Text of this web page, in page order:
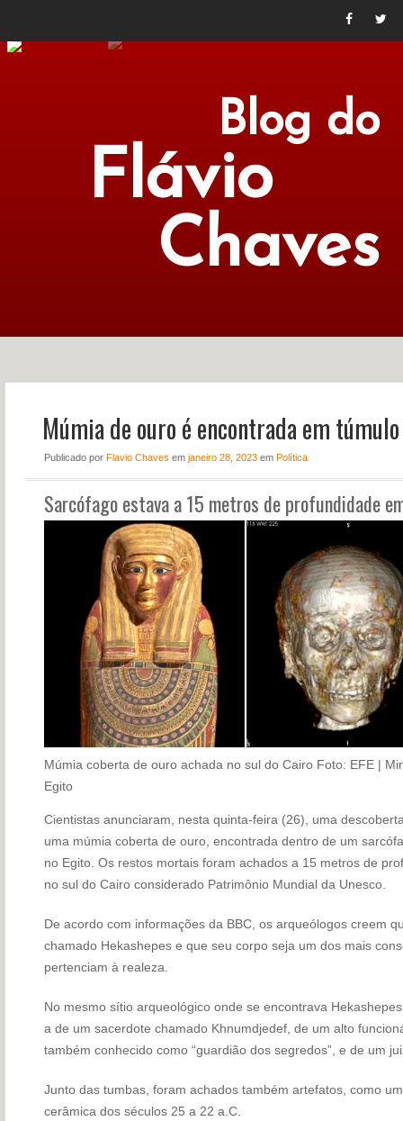
Blog do
Flávio
Chaves
NOTÍCIAS PERFIL
CONTATO
Múmia de ouro é encontrada em
Publicado por Flavio Chaves em janeiro 28, 2023em Política
Sarcófago estava a 15 metros de profundidade
Múmia coberta de ouro achada no sul do Cairo Foto: EFE |
Egito
Cientistas anunciaram, nesta quinta-feira (26), uma
uma múmia coberta de ouro, encontrada dentro de um
no Egito. Os restos mortais foram achados a 15 metros de
no sul do Cairo considerado Patrimônio Mundial da Unesco.
De acordo com informações da BBC, os arqueólogos creem
chamado Hekashepes e que seu corpo seja um dos mais
pertenciam à realeza.
No mesmo sítio arqueológico onde se encontrava
a de um sacerdote chamado Khnumdjedef, de um alto
também conhecido como “guardião dos segredos”, e de um
Junto das tumbas, foram achados também artefatos, como
cerâmica dos séculos 25 a 22 a.C.